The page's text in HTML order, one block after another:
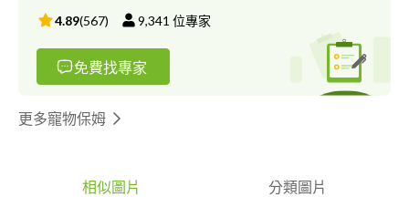
照顧。 3.入住和回家時間請提前安排並告知。 4.MOCO之家有兩
隻已絕育的毛小孩（一貓一狗），個性溫馴、好相處，不會攻擊其
他寶貝。若您的寶貝會害怕其他的貓或狗，不用擔心，有獨立客房
可居住。
4.89(567) 9,341 位專家
免費找專家
更多寵物保姆
相似圖片 分類圖片